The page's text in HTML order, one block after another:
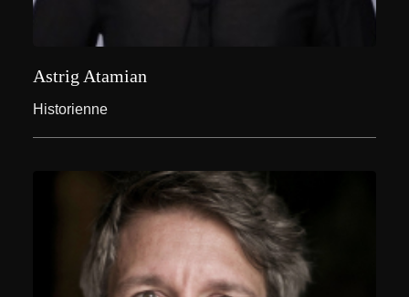
Astrig Atamian
Historienne